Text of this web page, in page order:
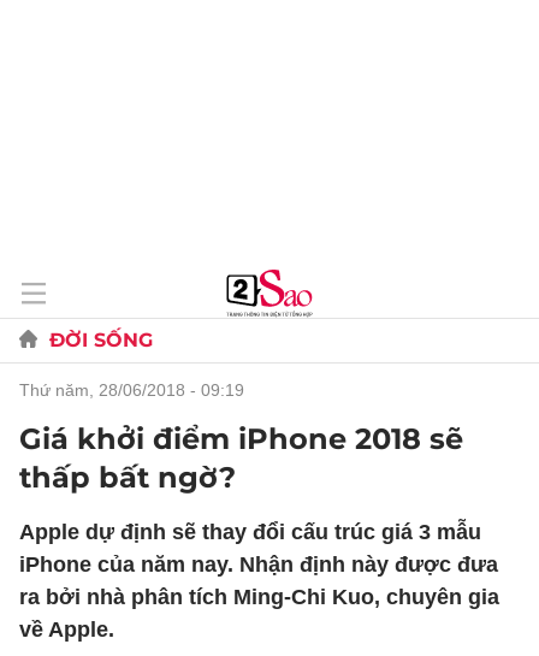
ĐỜI SỐNG
thứ năm, 28/06/2018 - 09:19
Giá khởi điểm iPhone 2018 sẽ
thấp bất ngờ?
Apple dự định sẽ thay đổi cấu trúc giá 3 mẫu
iPhone của năm nay. Nhận định này được đưa
ra bởi nhà phân tích Ming-Chi Kuo, chuyên gia
về Apple.